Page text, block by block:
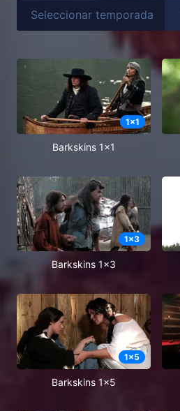
Seleccionar temporada
1x1
Barkskins 1x1
1x3
Barkskins 1x3
1x5
Barkskins 1x5